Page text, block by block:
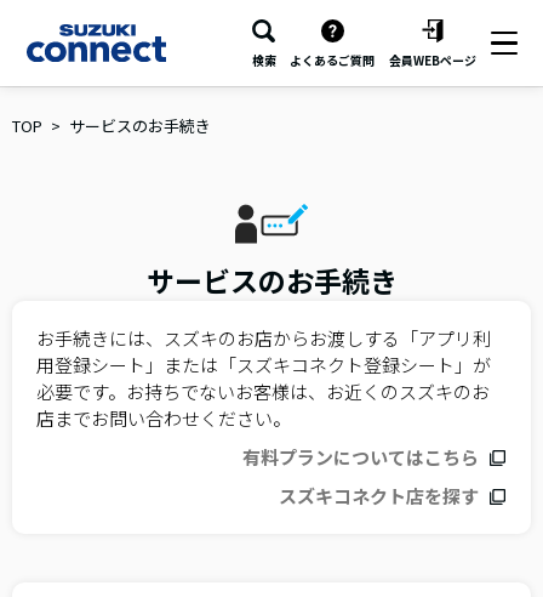
検索 よくあるご質問 会員WEBページ
TOP サービスのお手続き
サービスのお手続き
お手続きには、スズキのお店からお渡しする「アプリ利
用登録シート」または「スズキコネクト登録シート」が
必要です。お持ちでないお客様は、お近くのスズキのお
店までお問い合わせください。
有料プランについてはこちら
スズキコネクト店を探す